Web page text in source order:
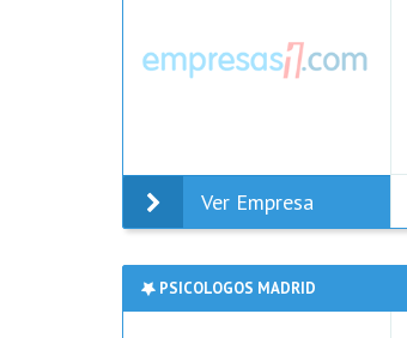
Ver Empresa
PSICOLOGOS MADRID